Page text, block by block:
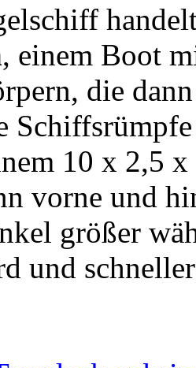
, einem Boot
die
10 x 2,5
vorne und
größer
und